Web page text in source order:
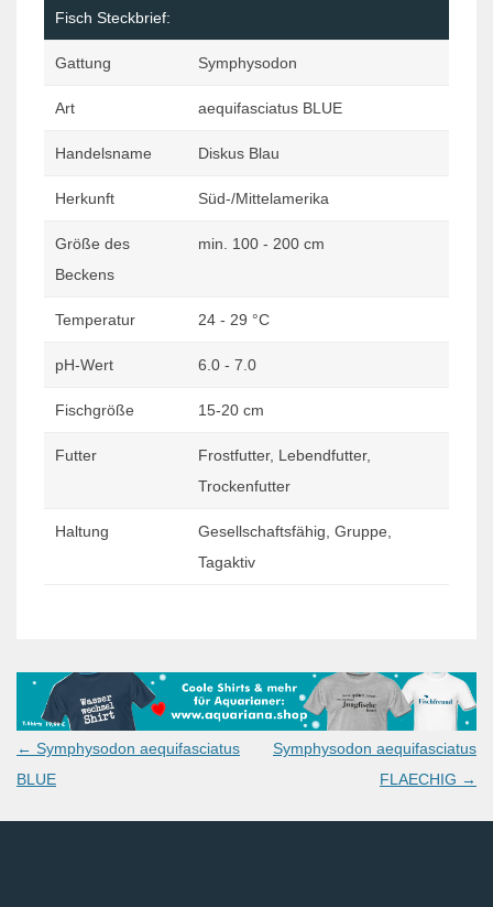
Fisch Steckbrief:
Gattung Symphysodon
Art aequifasciatus BLUE
Handelsname Diskus Blau
Herkunft Süd-/Mittelamerika
Größe des
Beckens
min. 100 - 200 cm
Temperatur 24 - 29 °C
pH-Wert 6.0 - 7.0
Fischgröße 15-20 cm
Futter
Frostfutter, Lebendfutter,
Trockenfutter
Haltung
Gesellschaftsfähig, Gruppe,
Tagaktiv
Post
navigation
← Symphysodon aequifasciatus
BLUE
Symphysodon aequifasciatus
FLAECHIG →